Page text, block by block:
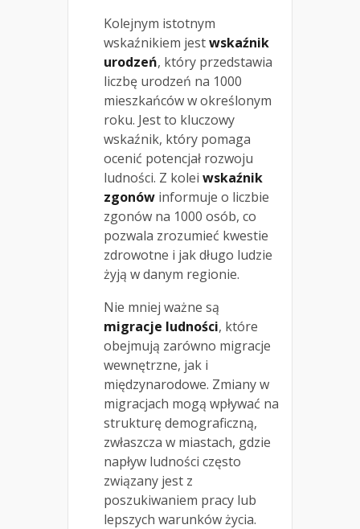
Kolejnym istotnym
wskaźnikiem jestwskaźnik
urodzeń, który przedstawia
liczbę urodzeń na 1000
mieszkańców w określonym
roku. Jest to kluczowy
wskaźnik, który pomaga
ocenić potencjał rozwoju
ludności. Z kolei wskaźnik
zgonów informuje o liczbie
zgonów na 1000 osób, co
pozwala zrozumieć kwestie
zdrowotne i jak długo ludzie
żyją w danym regionie.
Nie mniej ważne są
migracje ludności, które
obejmują zarówno migracje
wewnętrzne, jak i
międzynarodowe. Zmiany w
migracjach mogą wpływać na
strukturę demograficzną,
zwłaszcza w miastach, gdzie
napływ ludności często
związany jest z
poszukiwaniem pracy lub
lepszych warunków życia.